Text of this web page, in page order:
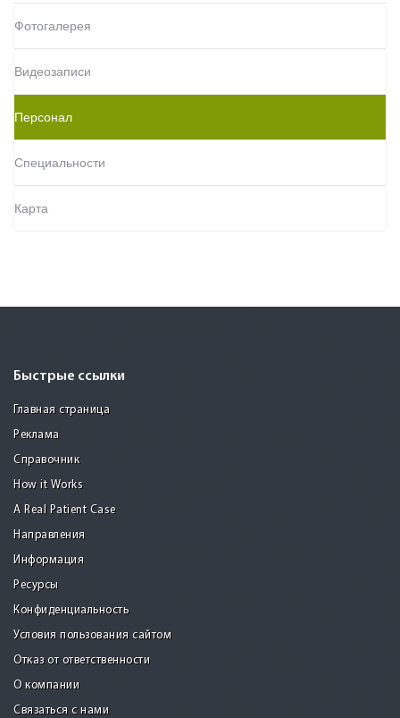
Фотогалерея
Видеозаписи
Персонал
Специальности
Карта
Быстрые ссылки
Главная страница
Реклама
Справочник
How it Works
A Real Patient Case
Направления
Информация
Ресурсы
Конфиденциальность
Условия пользования сайтом
Отказ от ответственности
О компании
Связаться с нами